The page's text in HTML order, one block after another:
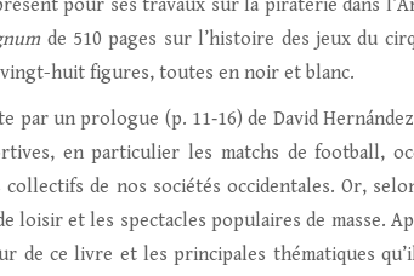
pour ses travaux sur la piraterie dans
de 510 pages sur l’histoire des jeux du
vingt-huit figures, toutes en noir et blanc.
par un prologue (p. 11‑16) de David
en particulier les matchs de football,
collectifs de nos sociétés occidentales. Or,
loisir et les spectacles populaires de masse.
de ce livre et les principales thématiques